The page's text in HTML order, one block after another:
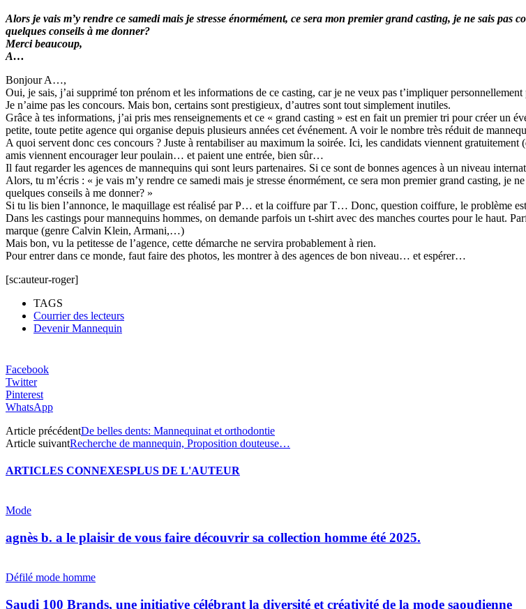
Alors je vais m’y rendre ce samedi mais je stresse énormément, ce sera mon premier grand casting, je ne sais
quelques conseils à me donner?
Merci beaucoup,
A…
Bonjour A…,
Oui, je sais, j’ai supprimé ton prénom et les informations de ce casting, car je ne veux pas t’impliquer
Je n’aime pas les concours. Mais bon, certains sont prestigieux, d’autres sont tout simplement inutiles.
Grâce à tes informations, j’ai pris mes renseignements et ce « grand casting » est en fait un premier tri pour créer un
petite, toute petite agence qui organise depuis plusieurs années cet événement. A voir le nombre très réduit de
A quoi servent donc ces concours ? Juste à rentabiliser au maximum la soirée. Ici, les candidats viennent
amis viennent encourager leur poulain… et paient une entrée, bien sûr…
Il faut regarder les agences de mannequins qui sont leurs partenaires. Si ce sont de bonnes agences à un niveau
Alors, tu m’écris : « je vais m’y rendre ce samedi mais je stresse énormément, ce sera mon premier grand casting, je
quelques conseils à me donner? »
Si tu lis bien l’annonce, le maquillage est réalisé par P… et la coiffure par T… Donc, question coiffure, le problème
Dans les castings pour mannequins hommes, on demande parfois un t-shirt avec des manches courtes pour le haut.
marque (genre Calvin Klein, Armani,…)
Mais bon, vu la petitesse de l’agence, cette démarche ne servira probablement à rien.
Pour entrer dans ce monde, faut faire des photos, les montrer à des agences de bon niveau… et espérer…
[sc:auteur-roger]
TAGS
Courrier des lecteurs
Devenir Mannequin
Facebook
Twitter
Pinterest
WhatsApp
Article précédentDe belles dents: Mannequinat et orthodontie
Article suivantRecherche de mannequin, Proposition douteuse…
ARTICLES CONNEXESPLUS DE L'AUTEUR
Mode
agnès b. a le plaisir de vous faire découvrir sa collection homme été 2025.
Défilé mode homme
Saudi 100 Brands, une initiative célébrant la diversité et créativité de la mode saoudienne